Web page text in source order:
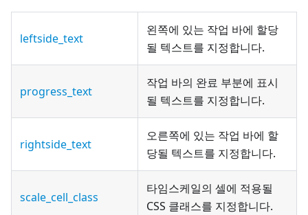
leftside_text
왼쪽에 있는 작업 바에 할당
될 텍스트를 지정합니다.
progress_text
작업 바의 완료 부분에 표시
될 텍스트를 지정합니다.
rightside_text
오른쪽에 있는 작업 바에 할
당될 텍스트를 지정합니다.
scale_cell_class
타임스케일의 셀에 적용될
CSS 클래스를 지정합니다.